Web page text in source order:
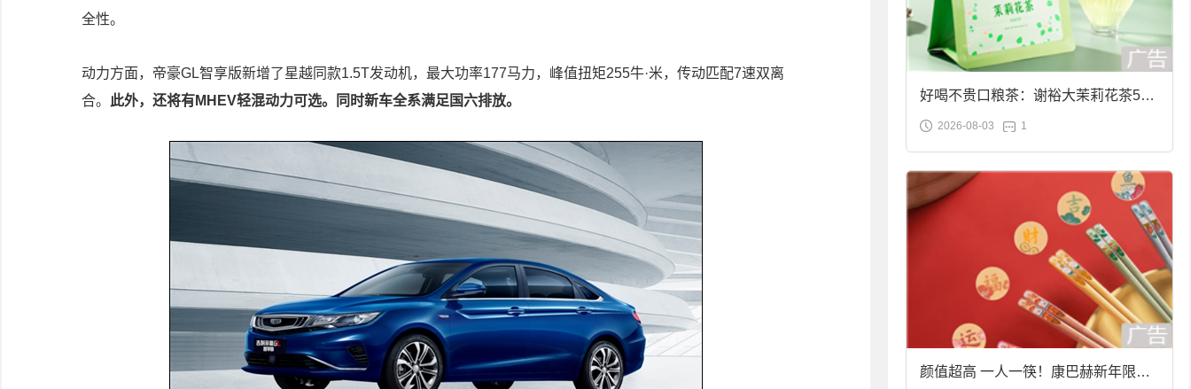
全性。
动力方面，帝豪GL智享版新增了星越同款1.5T发动机，最大功率177马力，峰值扭矩255牛·米，传动匹配7速双离
合。
此外，还将有MHEV轻混动力可选。同时新车全系满足国六排放。 好喝不贵口粮茶：谢裕大茉莉花茶50g
袋装9.9元到手
2026-08-03 1
颜值超高 一人一筷！康巴赫新年限定